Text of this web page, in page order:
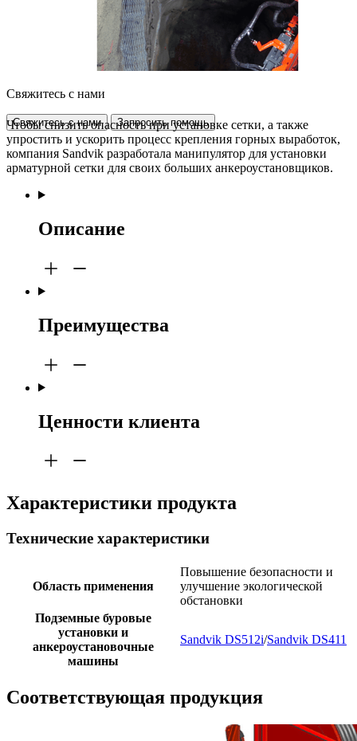
Свяжитесь с нами
Свяжитесь с нами Запросить помощь
Чтобы снизить опасность при установке сетки, а также
упростить и ускорить процесс крепления горных выработок,
компания Sandvik разработала манипулятор для установки
арматурной сетки для своих больших анкероустановщиков.
Описание
Преимущества
Ценности клиента
Характеристики продукта
Технические характеристики
Область применения
Повышение безопасности и
улучшение экологической
обстановки
Подземные буровые
установки и
анкероустановочные
машины
Sandvik DS512i/Sandvik DS411
Соответствующая продукция